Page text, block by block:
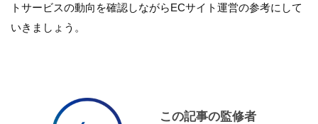
トサービスの動向を確認しながらECサイト運営の参考にして
いきましょう。
この記事の監修者